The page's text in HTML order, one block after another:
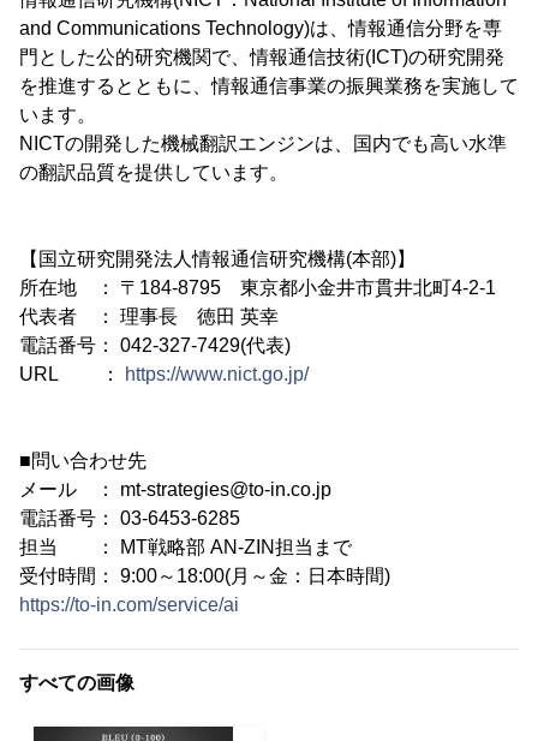
and Communications Technology)は、情報通信分野を専
門とした公的研究機関で、情報通信技術(ICT)の研究開発
を推進するとともに、情報通信事業の振興業務を実施して
います。
NICTの開発した機械翻訳エンジンは、国内でも高い水準
の翻訳品質を提供しています。
【国立研究開発法人情報通信研究機構(本部)】
所在地 ： 〒184-8795 東京都小金井市貫井北町4-2-1
代表者 ： 理事長 徳田 英幸
電話番号： 042-327-7429(代表)
URL ：
https://www.nict.go.jp/
■問い合わせ先
メール ： mt-strategies@to-in.co.jp
電話番号： 03-6453-6285
担当 ： MT戦略部 AN-ZIN担当まで
受付時間： 9:00～18:00(月～金：日本時間)
https://to-in.com/service/ai
すべての画像